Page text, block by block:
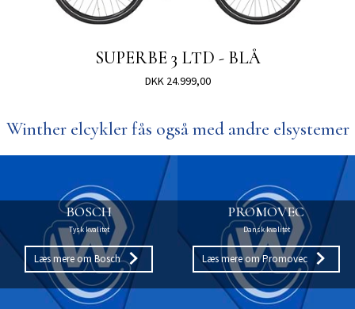
SUPERBE 3 LTD - BLÅ
DKK 24.999,00
Winther elcykler fås også med andre elsystemer
BOSCH
Tysk kvalitet
Læs mere om Bosch
PROMOVEC
Dansk kvalitet
Læs mere om Promovec